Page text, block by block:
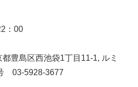
：00
島区西池袋1丁目11-1, ルミ
03-5928-3677